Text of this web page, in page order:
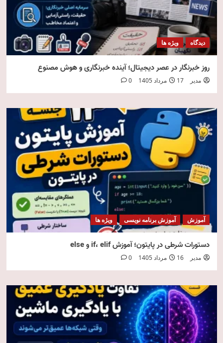
دیدگاه ویژه ها
روز خبرنگار در عصر دیجیتال؛ آینده خبرنگاری و هوش مصنوع
مدیر 17 مرداد 1405 0
آموزش آموزش برنامه نویسی ویژه ها
دستورات شرطی در پایتون؛ آموزش if، elif و else
مدیر 16 مرداد 1405 0